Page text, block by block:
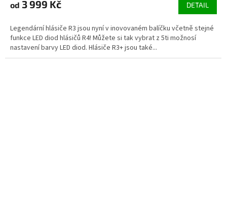
od 3 999 Kč DETAIL
Legendární hlásiče R3 jsou nyní v inovovaném balíčku včetně stejné
funkce LED diod hlásičů R4! Můžete si tak vybrat z 5ti možnosí
nastavení barvy LED diod. Hlásiče R3+ jsou také...